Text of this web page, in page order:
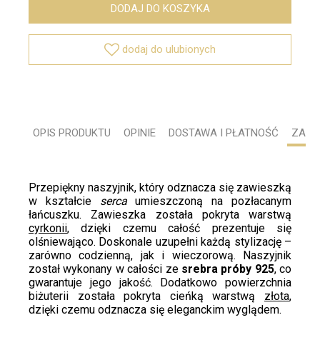
DODAJ DO KOSZYKA
 dodaj do ulubionych
OPIS PRODUKTU OPINIE DOSTAWA I PŁATNOŚĆ
Przepiękny naszyjnik, który odznacza się zawieszką
w kształcie sercaumieszczoną na pozłacanym
łańcuszku. Zawieszka została pokryta warstwą
cyrkonii, dzięki czemu całość prezentuje się
olśniewająco. Doskonale uzupełni każdą stylizację –
zarówno codzienną, jak i wieczorową. Naszyjnik
został wykonany w całości ze srebra próby 925, co
gwarantuje jego jakość. Dodatkowo powierzchnia
biżuterii została pokryta cieńką warstwą złota,
dzięki czemu odznacza się eleganckim wyglądem.